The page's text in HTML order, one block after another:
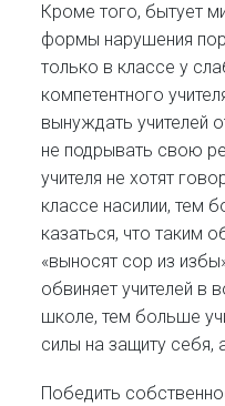
Кроме того, бытует
формы нарушения
только в классе у
компетентного
вынуждать учителей
не подрывать свою
учителя не хотят
классе насилии, тем
казаться, что таким
«выносят сор из
обвиняет учителей в
школе, тем больше
силы на защиту себя,
Победить